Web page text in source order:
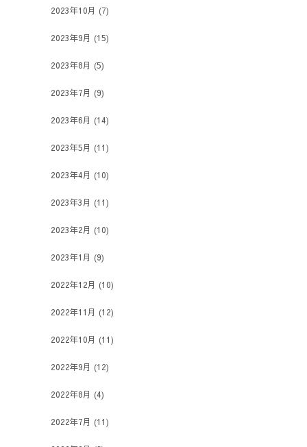
2023年10月 (7)
2023年9月 (15)
2023年8月 (5)
2023年7月 (9)
2023年6月 (14)
2023年5月 (11)
2023年4月 (10)
2023年3月 (11)
2023年2月 (10)
2023年1月 (9)
2022年12月 (10)
2022年11月 (12)
2022年10月 (11)
2022年9月 (12)
2022年8月 (4)
2022年7月 (11)